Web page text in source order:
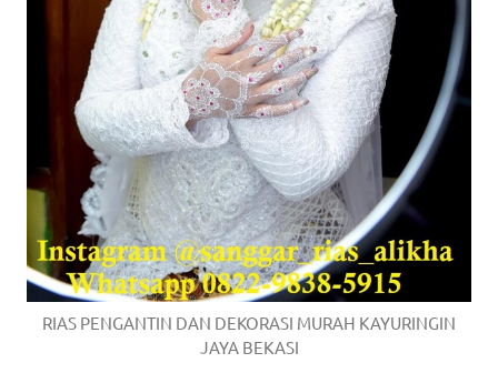
RIAS PENGANTIN DAN DEKORASI MURAH KAYURINGIN
JAYA BEKASI